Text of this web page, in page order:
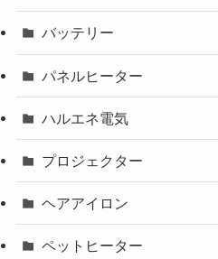
バッテリー
パネルヒーター
ハルエネ電気
プロジェクター
ヘアアイロン
ペットヒーター